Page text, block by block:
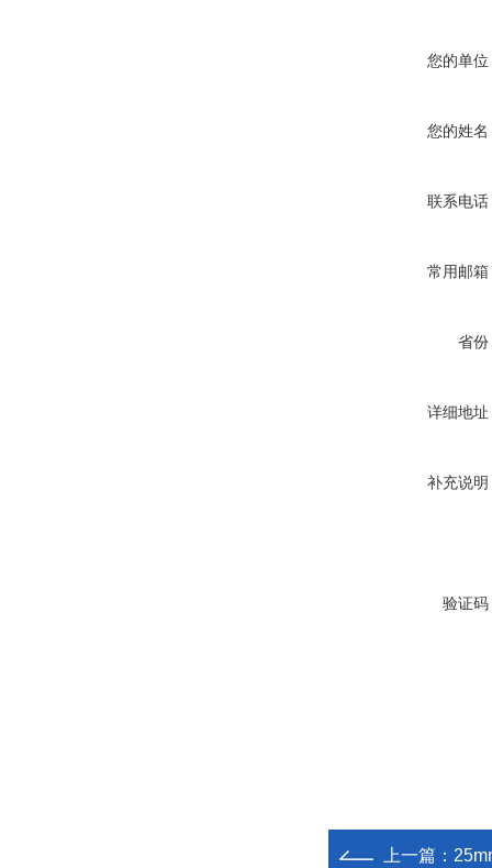
您的单位
您的姓名
联系电话
常用邮箱
省份
详细地址
补充说明
验证码
上一篇：